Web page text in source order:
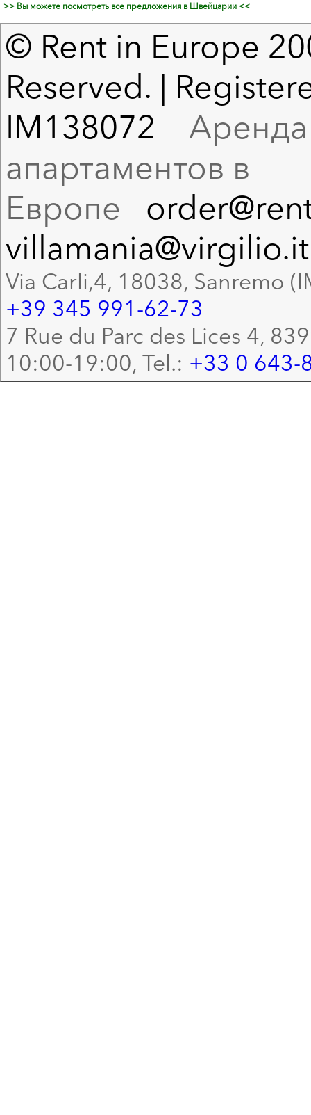
>> Вы можете посмотреть все предложения в Швейцарии <<
© Rent in Europe
Reserved. |
IM138072 Аренда
апартаментов в
Европе
villamania@virgilio.it
Via Carli,4, 18038, Sanremo
+39 345 991-62-73
7 Rue du Parc des Lices 4,
10:00-19:00, Tel.: +33 0 643-